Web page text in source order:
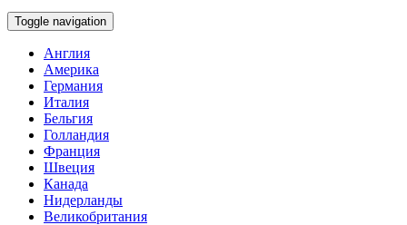
Toggle navigation
Англия
Америка
Германия
Италия
Бельгия
Голландия
Франция
Швеция
Канада
Нидерланды
Великобритания